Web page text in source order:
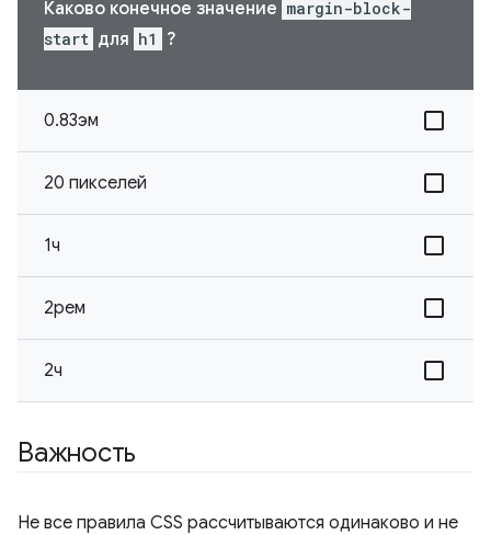
Каково конечное значение margin-block-
start для h1 ?
0.83эм
20 пикселей
1ч
2рем
2ч
Важность
Не все правила CSS рассчитываются одинаково и не